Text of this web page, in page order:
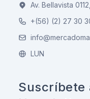
Av. Bellavista
+(56) (2) 27 30
LUN
Suscríbete